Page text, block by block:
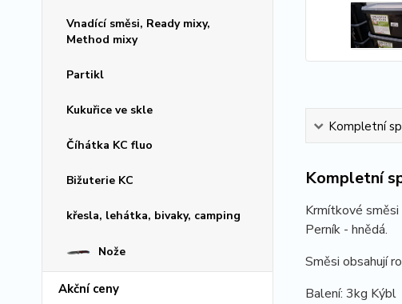
Vnadící směsi, Ready mixy,
Method mixy
Partikl
Kukuřice ve skle
Číhátka KC fluo
Bižuterie KC
křesla, lehátka, bivaky, camping
Nože
Akční ceny
Kompletní
Kompletní
Krmítkové směsi
Perník - hnědá.
Směsi obsahují
Balení: 3kg Kýbl